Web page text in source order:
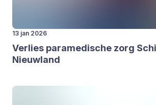
13 jan 2026
Ver­lies para­me­di­sche zorg
Nieuw­land